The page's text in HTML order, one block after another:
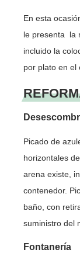
En esta
le presenta la
incluido la
por plato en el
Picado de
horizontales
arena existe,
contenedor.
baño, con
suministro del
Fontanería